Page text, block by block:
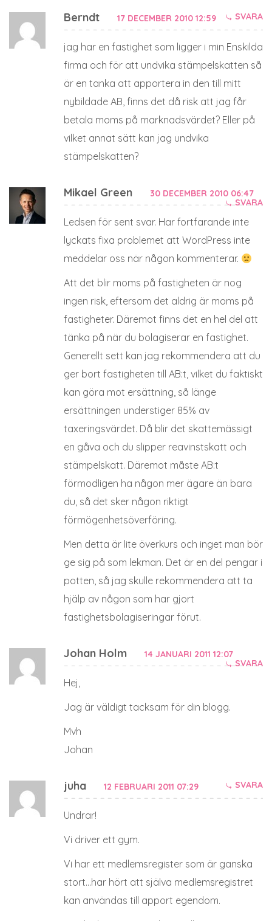
Berndt 17 DECEMBER 2010 12:59 SVARA
jag har en fastighet som ligger i min Enskilda
firma och för att undvika stämpelskatten så
är en tanka att apportera in den till mitt
nybildade AB, finns det då risk att jag får
betala moms på marknadsvärdet? Eller på
vilket annat sätt kan jag undvika
stämpelskatten?
Mikael Green
30 DECEMBER 2010 06:47
SVARA
Ledsen för sent svar. Har fortfarande inte
lyckats fixa problemet att WordPress inte
meddelar oss när någon kommenterar.
Att det blir moms på fastigheten är nog
ingen risk, eftersom det aldrig är moms på
fastigheter. Däremot finns det en hel del att
tänka på när du bolagiserar en fastighet.
Generellt sett kan jag rekommendera att du
ger bort fastigheten till AB:t, vilket du faktiskt
kan göra mot ersättning, så länge
ersättningen understiger 85% av
taxeringsvärdet. Då blir det skattemässigt
en gåva och du slipper reavinstskatt och
stämpelskatt. Däremot måste AB:t
förmodligen ha någon mer ägare än bara
du, så det sker någon riktigt
förmögenhetsöverföring.
Men detta är lite överkurs och inget man bör
ge sig på som lekman. Det är en del pengar i
potten, så jag skulle rekommendera att ta
hjälp av någon som har gjort
fastighetsbolagiseringar förut.
Johan Holm
14 JANUARI 2011 12:07
SVARA
Hej,
Jag är väldigt tacksam för din blogg.
Mvh
Johan
juha 12 FEBRUARI 2011 07:29 SVARA
Undrar!
Vi driver ett gym.
Vi har ett medlemsregister som är ganska
stort…har hört att själva medlemsregistret
kan användas till apport egendom.